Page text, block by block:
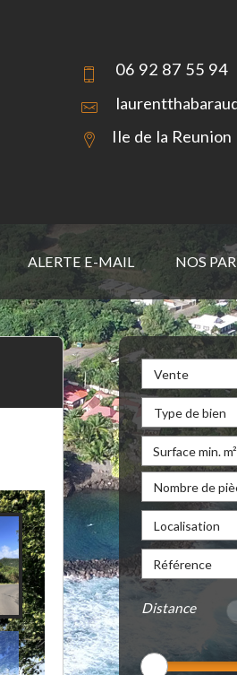
06 92 87 55 94
Ile de la Reunion
ALERTE E-MAIL NOS
Vente
Type de bien
Nombre de
Localisation
Distance